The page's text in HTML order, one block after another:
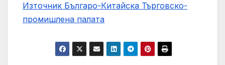
Източник Българо-Китайска Търговско-
промишлена палaта